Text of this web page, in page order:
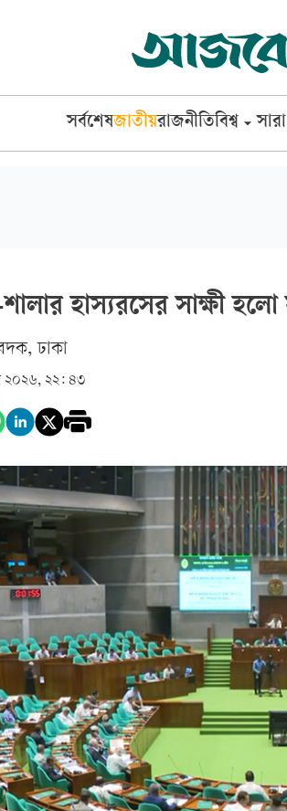
সর্বশেষজাতীয়রাজনীতিবিশ্ব
হাস্যরসের সাক্ষী
ঢাকা‎
২০২৬, ২২: ৪৩